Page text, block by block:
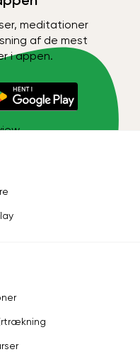
meditationer
af de mest
i appen.